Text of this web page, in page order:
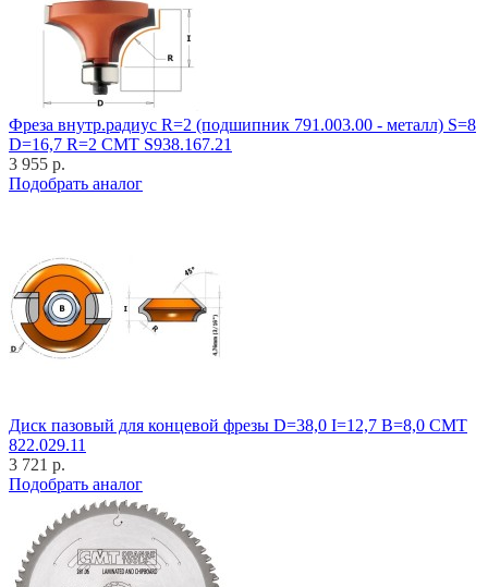
Фреза внутр.радиус R=2 (подшипник 791.003.00 - металл) S=8
D=16,7 R=2 CMT S938.167.21
3 955 р.
Подобрать аналог
Диск пазовый для концевой фрезы D=38,0 I=12,7 B=8,0 CMT
822.029.11
3 721 р.
Подобрать аналог